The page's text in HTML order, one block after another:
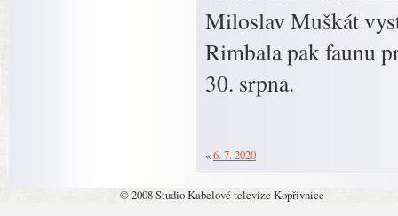
Miloslav Muškát
Rimbala pak faunu
30. srpna.
«6. 7. 2020
© 2008 Studio Kabelové televize Kopřivnice